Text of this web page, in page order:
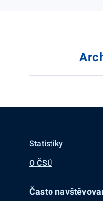
Statistiky
O ČSÚ
Často